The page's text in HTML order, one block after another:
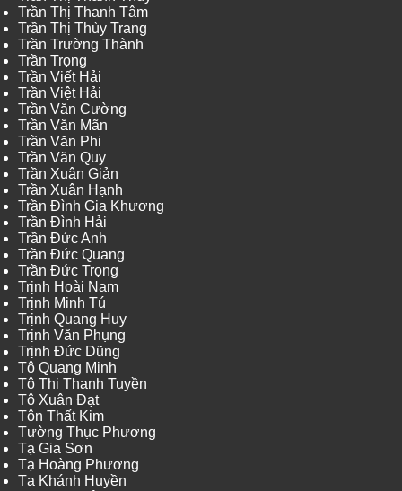
Trần Thị Thanh Tâm
Trần Thị Thùy Trang
Trần Trường Thành
Trần Trọng
Trần Viết Hải
Trần Việt Hải
Trần Văn Cường
Trần Văn Mãn
Trần Văn Phi
Trần Văn Quy
Trần Xuân Giản
Trần Xuân Hạnh
Trần Đình Gia Khương
Trần Đình Hải
Trần Đức Anh
Trần Đức Quang
Trần Đức Trọng
Trịnh Hoài Nam
Trịnh Minh Tú
Trịnh Quang Huy
Trịnh Văn Phụng
Trịnh Đức Dũng
Tô Quang Minh
Tô Thị Thanh Tuyền
Tô Xuân Đạt
Tôn Thất Kim
Tường Thục Phương
Tạ Gia Sơn
Tạ Hoàng Phương
Tạ Khánh Huyền